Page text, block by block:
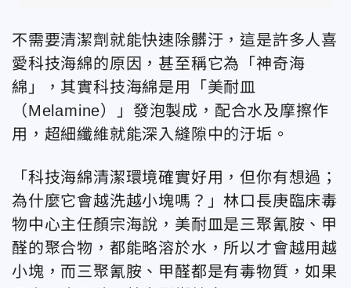
不需要清潔劑就能快速除髒汙，這是許多人喜
愛科技海綿的原因，甚至稱它為「神奇海
綿」，其實科技海綿是用「美耐皿
（Melamine）」發泡製成，配合水及摩擦作
用，超細纖維就能深入縫隙中的汙垢。
「科技海綿清潔環境確實好用，但你有想過；
為什麼它會越洗越小塊嗎？」林口長庚臨床毒
物中心主任顏宗海說，美耐皿是三聚氰胺、甲
醛的聚合物，都能略溶於水，所以才會越用越
小塊，而三聚氰胺、甲醛都是有毒物質，如果